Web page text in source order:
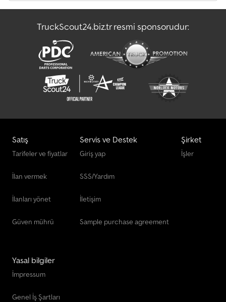
Station Wagon/Van
TruckScout24.biz.tr resmi sponsorudur:
Satış
Tarifeler ve fiyatlar
İlan vermek
İlanları yönet
Güven mührü
Servis ve Destek
Giriş yap
SSS/Yardım
İletişim
Sample purchase agreement
Şirket
İşler
Yasal bilgiler
İmpressum
Genel İş Şartları